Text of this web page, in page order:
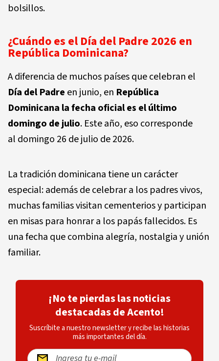
bolsillos.
¿Cuándo es el Día del Padre 2026 en
República Dominicana?
A diferencia de muchos países que celebran el
Día del Padre en junio, en República
Dominicana la fecha oficial es el último
domingo de julio. Este año, eso corresponde
al domingo 26 de julio de 2026.
La tradición dominicana tiene un carácter
especial: además de celebrar a los padres vivos,
muchas familias visitan cementerios y participan
en misas para honrar a los papás fallecidos. Es
una fecha que combina alegría, nostalgia y unión
familiar.
¡No te pierdas las noticias
destacadas de Acento!
Suscríbite a nuestro newsletter y recibe las historias
más importantes del día.